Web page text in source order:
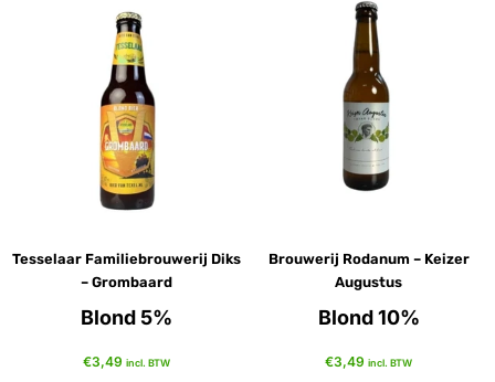
Tesselaar Familiebrouwerij Diks
– Grombaard
Blond 5%
€3,49 incl. BTW
Brouwerij Rodanum – Keizer
Augustus
Blond 10%
€3,49 incl. BTW